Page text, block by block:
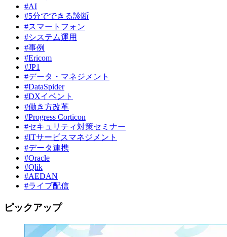
#AI
#5分でできる診断
#スマートフォン
#システム運用
#事例
#Ericom
#JP1
#データ・マネジメント
#DataSpider
#DXイベント
#働き方改革
#Progress Corticon
#セキュリティ対策セミナー
#ITサービスマネジメント
#データ連携
#Oracle
#Qlik
#AEDAN
#ライブ配信
ピックアップ